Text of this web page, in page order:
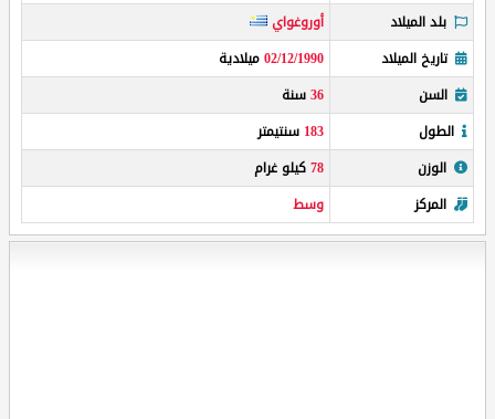
بلد الميلاد
أوروغواي
تاريخ الميلاد
02/12/1990ميلادية
السن
36سنة
الطول
183 سنتيمتر
الوزن
78كيلو غرام
المركز
وسط